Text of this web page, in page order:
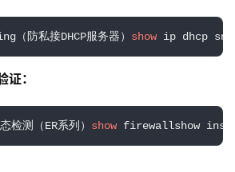
（防私接DHCP服务器） show ip dhcp
：
检测（ER系列） show firewallshow